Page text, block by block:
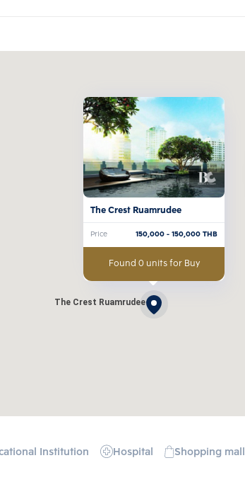
The Crest Ruamrudee
The Crest Ruamrudee
Price 150,000- 150,000THB
Found 0 units for Buy
Institution Hospital Shopping mall